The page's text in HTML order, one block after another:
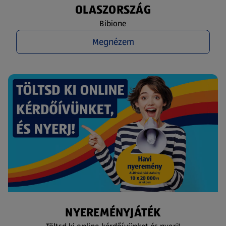
OLASZORSZÁG
Bibione
Megnézem
NYEREMÉNYJÁTÉK